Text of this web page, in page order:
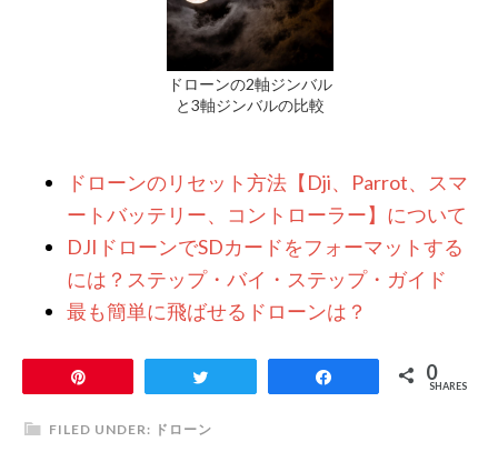
ドローンの2軸ジンバル
と3軸ジンバルの比較
ドローンのリセット方法【Dji、Parrot、スマ
ートバッテリー、コントローラー】について
DJIドローンでSDカードをフォーマットする
には？ステップ・バイ・ステップ・ガイド
最も簡単に飛ばせるドローンは？
0
SHARES
FILED UNDER: ドローン